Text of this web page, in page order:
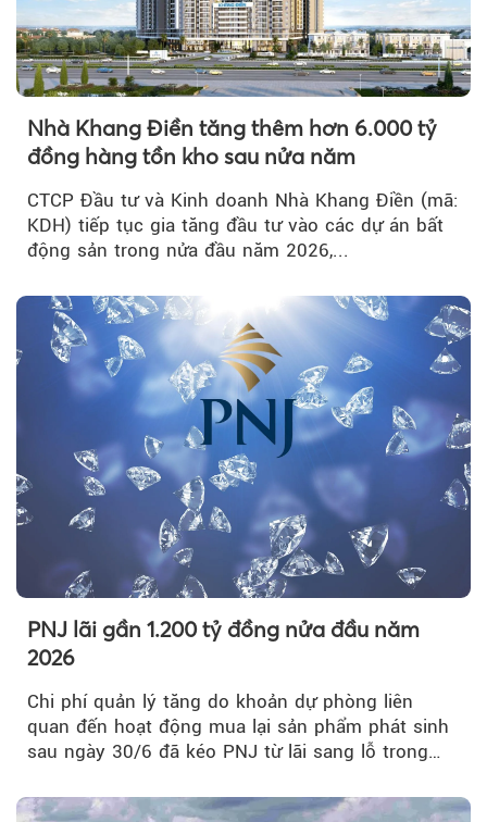
Nhà Khang Điền tăng thêm hơn 6.000 tỷ
đồng hàng tồn kho sau nửa năm
CTCP Đầu tư và Kinh doanh Nhà Khang Điền (mã:
KDH) tiếp tục gia tăng đầu tư vào các dự án bất
động sản trong nửa đầu năm 2026,...
PNJ lãi gần 1.200 tỷ đồng nửa đầu năm
2026
Chi phí quản lý tăng do khoản dự phòng liên
quan đến hoạt động mua lại sản phẩm phát sinh
sau ngày 30/6 đã kéo PNJ từ lãi sang lỗ trong